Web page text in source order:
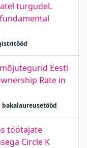
turgudel.
Eesti
Rate in
bakalaureusetööd
töötajate
Circle K